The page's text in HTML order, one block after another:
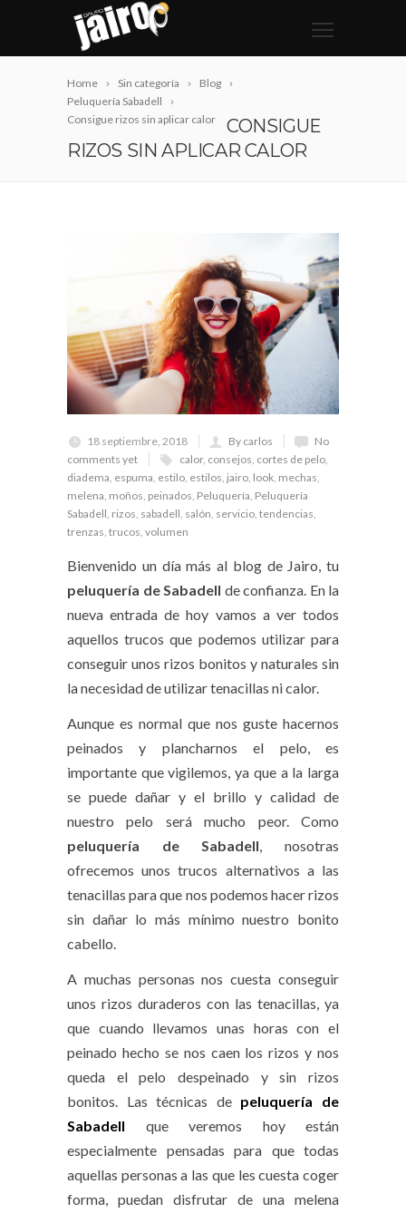
Home Sin categoría
Blog
Peluquería Sabadell
Consigue rizos sin aplicar calor
CONSIGUE
RIZOS SIN APLICAR CALOR
18 septiembre, 2018 By carlos
No
comments yet
calor, consejos cortes de pelo
diadema espuma estilo estilos jairo look mechas
melena moños peinados Peluquería Peluquería
Sabadell rizos sabadell salón servicio tendencias
trenzas trucos volumen
Bienvenido un día más al blog de Jairo, tu
peluquería de Sabadell de confianza. En la
nueva entrada de hoy vamos a ver todos
aquellos trucos que podemos utilizar para
conseguir unos rizos bonitos y naturales sin
la necesidad de utilizar tenacillas ni calor.
Aunque es normal que nos guste hacernos
peinados y plancharnos el pelo, es
importante que vigilemos, ya que a la larga
se puede dañar y el brillo y calidad de
nuestro pelo será mucho peor. Como
peluquería de Sabadell, nosotras
ofrecemos unos trucos alternativos a las
tenacillas para que nos podemos hacer rizos
sin dañar lo más mínimo nuestro bonito
cabello.
A muchas personas nos cuesta conseguir
unos rizos duraderos con las tenacillas, ya
que cuando llevamos unas horas con el
peinado hecho se nos caen los rizos y nos
queda el pelo despeinado y sin rizos
bonitos. Las técnicas de peluquería de
Sabadell que veremos hoy están
especialmente pensadas para que todas
aquellas personas a las que les cuesta coger
forma, puedan disfrutar de una melena